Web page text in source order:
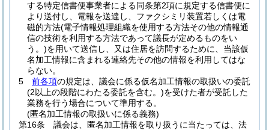
する特定信書便事業者による同条第2項に規定する信書便に
より送付し、電報を送達し、ファクシミリ装置若しくは電
磁的方法(電子情報処理組織を使用する方法その他の情報通
信の技術を利用する方法であって議長が定めるものをい
う。)を用いて送信し、又は住居を訪問するために、当該仮
名加工情報に含まれる連絡先その他の情報を利用してはな
らない。
5
前各項の規定は、議会に係る仮名加工情報の取扱いの委託
(2以上の段階にわたる委託を含む。)を受けた者が受託した
業務を行う場合について準用する。
(匿名加工情報の取扱いに係る義務)
第16条
議会は、匿名加工情報を取り扱うに当たっては、法